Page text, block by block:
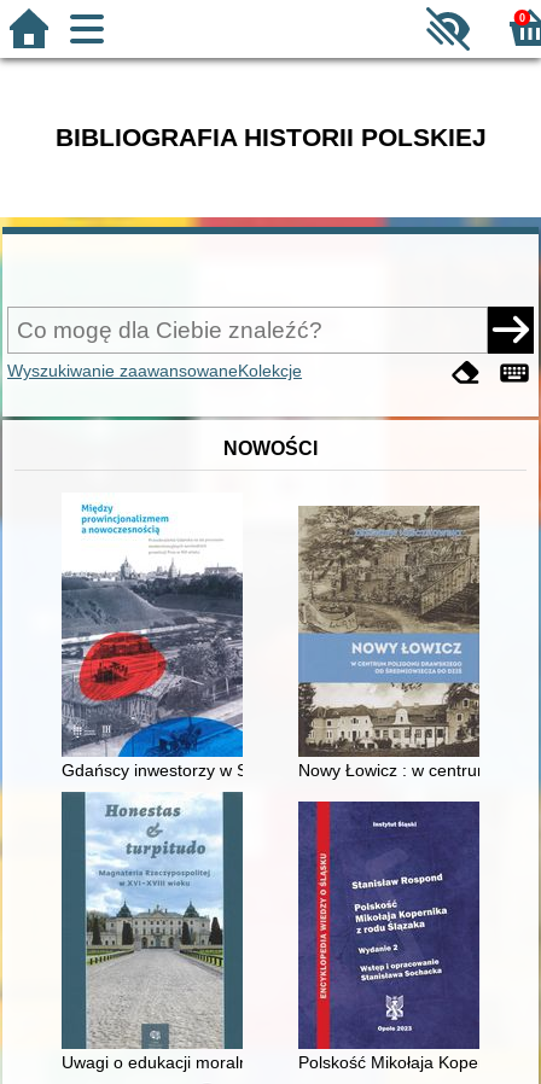
0
BIBLIOGRAFIA HISTORII POLSKIEJ
Wyszukiwanie zaawansowaneKolekcje
NOWOŚCI
Gdańscy inwestorzy w Sopocie : prestiż finansowy i
Nowy Łowicz : w centrum
Uwagi o edukacji moralnej synów szlacheckich w XVI-
Polskość Mikołaja Kopernika z